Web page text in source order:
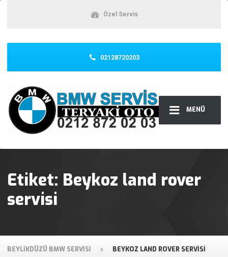
MENÜ
Özel Servis
02128720203
Etiket: Beykoz land rover
servisi
BEYLIKDÜZÜ BMW SERVISI BEYKOZ LAND ROVER SERVISI